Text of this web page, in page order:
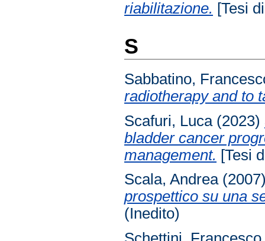
riabilitazione. [Tesi
S
Sabbatino,
radiotherapy and to
Scafuri, Luca (2023)
bladder cancer
management. [Tesi
Scala, Andrea
prospettico su una
(Inedito)